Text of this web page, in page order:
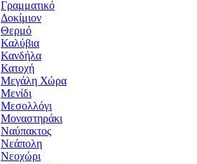
Γραμματικό
Δοκίμιον
Θερμό
Καλύβια
Κανδήλα
Κατοχή
Μεγάλη Χώρα
Μενίδι
Μεσολλόγι
Μοναστηράκι
Ναύπακτος
Νεάπολη
Νεοχώρι